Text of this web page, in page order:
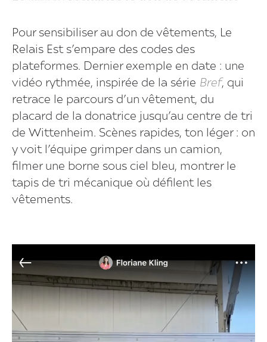
Pour sensibiliser au don de vêtements, Le
Relais Est s’empare des codes des
plateformes. Dernier exemple en date : une
vidéo rythmée, inspirée de la série Bref, qui
retrace le parcours d’un vêtement, du
placard de la donatrice jusqu’au centre de tri
de Wittenheim. Scènes rapides, ton léger : on
y voit l’équipe grimper dans un camion,
filmer une borne sous ciel bleu, montrer le
tapis de tri mécanique où défilent les
vêtements.